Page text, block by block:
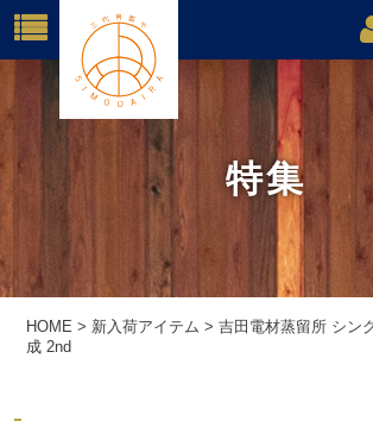
店舗案内
ご利用案内
送料
お問合せ
特集
HOME > 新入荷アイテム >吉田電材蒸留所 シン
成 2nd